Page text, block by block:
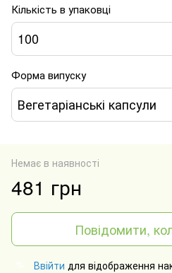
Кількість в упаковці
100
Форма випуску
Вегетаріанські капсули
Немає в наявності
481 грн
Повідомити,
Ввійти для відображення